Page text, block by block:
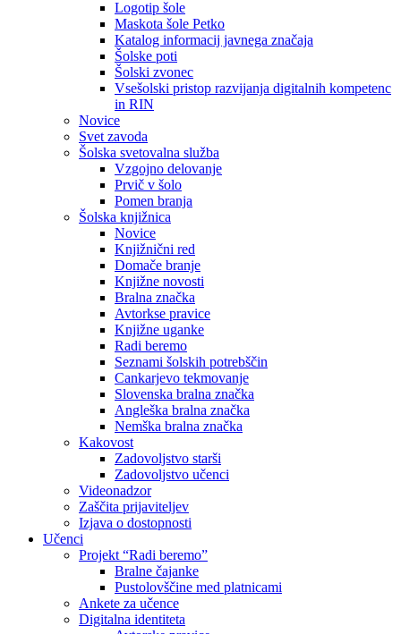
Logotip šole
Maskota šole Petko
Katalog informacij javnega značaja
Šolske poti
Šolski zvonec
Vsešolski pristop razvijanja digitalnih kompetenc
in RIN
Novice
Svet zavoda
Šolska svetovalna služba
Vzgojno delovanje
Prvič v šolo
Pomen branja
Šolska knjižnica
Novice
Knjižnični red
Domače branje
Knjižne novosti
Bralna značka
Avtorkse pravice
Knjižne uganke
Radi beremo
Seznami šolskih potrebščin
Cankarjevo tekmovanje
Slovenska bralna značka
Angleška bralna značka
Nemška bralna značka
Kakovost
Zadovoljstvo starši
Zadovoljstvo učenci
Videonadzor
Zaščita prijaviteljev
Izjava o dostopnosti
Učenci
Projekt “Radi beremo”
Bralne čajanke
Pustolovščine med platnicami
Ankete za učence
Digitalna identiteta